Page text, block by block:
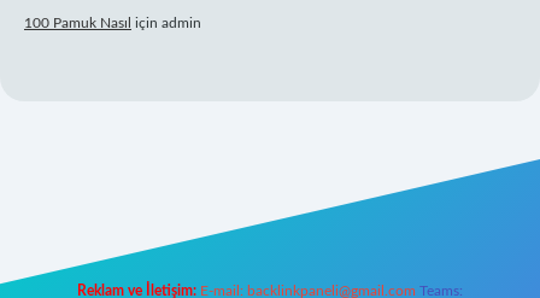
100 Pamuk Nasıl için admin
Reklam ve İletişim: E-mail: backlinkpaneli@gmail.com Teams: